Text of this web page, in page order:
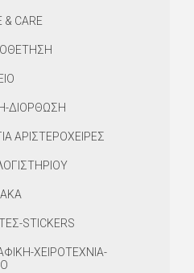
& CARE
ΔΙΟΡΘΩΣΗ
ΑΡΙΣΤΕΡΟΧΕΙΡΕΣ
STICKERS
ΧΕΙΡΟΤΕΧΝΙΑ-